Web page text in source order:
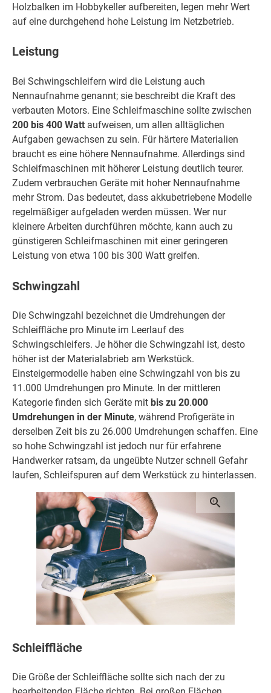
Holzbalken im Hobbykeller aufbereiten, legen mehr Wert
auf eine durchgehend hohe Leistung im Netzbetrieb.
Leistung
Bei Schwingschleifern wird die Leistung auch
Nennaufnahme genannt; sie beschreibt die Kraft des
verbauten Motors. Eine Schleifmaschine sollte zwischen
200 bis 400 Watt aufweisen, um allen alltäglichen
Aufgaben gewachsen zu sein. Für härtere Materialien
braucht es eine höhere Nennaufnahme. Allerdings sind
Schleifmaschinen mit höherer Leistung deutlich teurer.
Zudem verbrauchen Geräte mit hoher Nennaufnahme
mehr Strom. Das bedeutet, dass akkubetriebene Modelle
regelmäßiger aufgeladen werden müssen. Wer nur
kleinere Arbeiten durchführen möchte, kann auch zu
günstigeren Schleifmaschinen mit einer geringeren
Leistung von etwa 100 bis 300 Watt greifen.
Schwingzahl
Die Schwingzahl bezeichnet die Umdrehungen der
Schleiffläche pro Minute im Leerlauf des
Schwingschleifers. Je höher die Schwingzahl ist, desto
höher ist der Materialabrieb am Werkstück.
Einsteigermodelle haben eine Schwingzahl von bis zu
11.000 Umdrehungen pro Minute. In der mittleren
Kategorie finden sich Geräte mit bis zu 20.000
Umdrehungen in der Minute, während Profigeräte in
derselben Zeit bis zu 26.000 Umdrehungen schaffen. Eine
so hohe Schwingzahl ist jedoch nur für erfahrene
Handwerker ratsam, da ungeübte Nutzer schnell Gefahr
laufen, Schleifspuren auf dem Werkstück zu hinterlassen.
Schleiffläche
Die Größe der Schleiffläche sollte sich nach der zu